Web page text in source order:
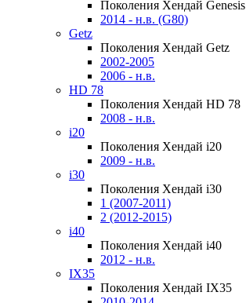
Поколения Хендай Genesis
2014 - н.в. (G80)
Getz
Поколения Хендай Getz
2002-2005
2006 - н.в.
HD 78
Поколения Хендай HD 78
2008 - н.в.
i20
Поколения Хендай i20
2009 - н.в.
i30
Поколения Хендай i30
1 (2007-2011)
2 (2012-2015)
i40
Поколения Хендай i40
2012 - н.в.
IX35
Поколения Хендай IX35